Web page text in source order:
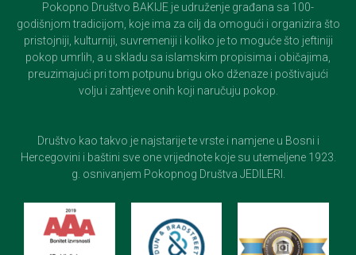
Pokopno Društvo BAKIJE je udruženje građana sa 100-
godišnjom tradicijom, koje ima za cilj da omogući i organizira što
pristojniji, kulturniji, suvremeniji i koliko je to moguće što jeftiniji
pokop umrlih, a u skladu sa islamskim propisima i običajima,
preuzimajući pri tom potpunu brigu oko dženaze i poštivajući
volju i zahtjeve onih koji naručuju pokop.
Društvo kao takvo je najstarije te vrste i namjene u Bosni i
Hercegovini i baštini sve one vrijednote koje su utemeljene 1923.
g. osnivanjem Pokopnog Društva JEDILERI.